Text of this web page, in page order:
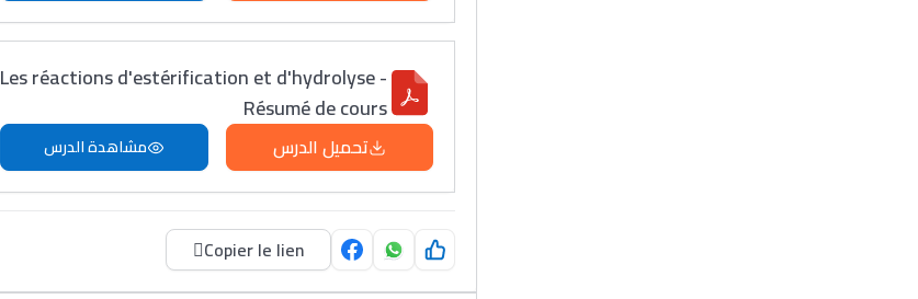
Les réactions d'estérification et d'hydrolyse -
Résumé de cours
تحميل الدرس مشاهدة الدرس
Copier le lien